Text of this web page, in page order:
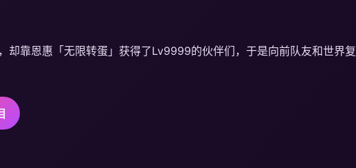
却靠恩惠「无限转蛋」获得了Lv9999的伙伴们，于是向前队友和世界复